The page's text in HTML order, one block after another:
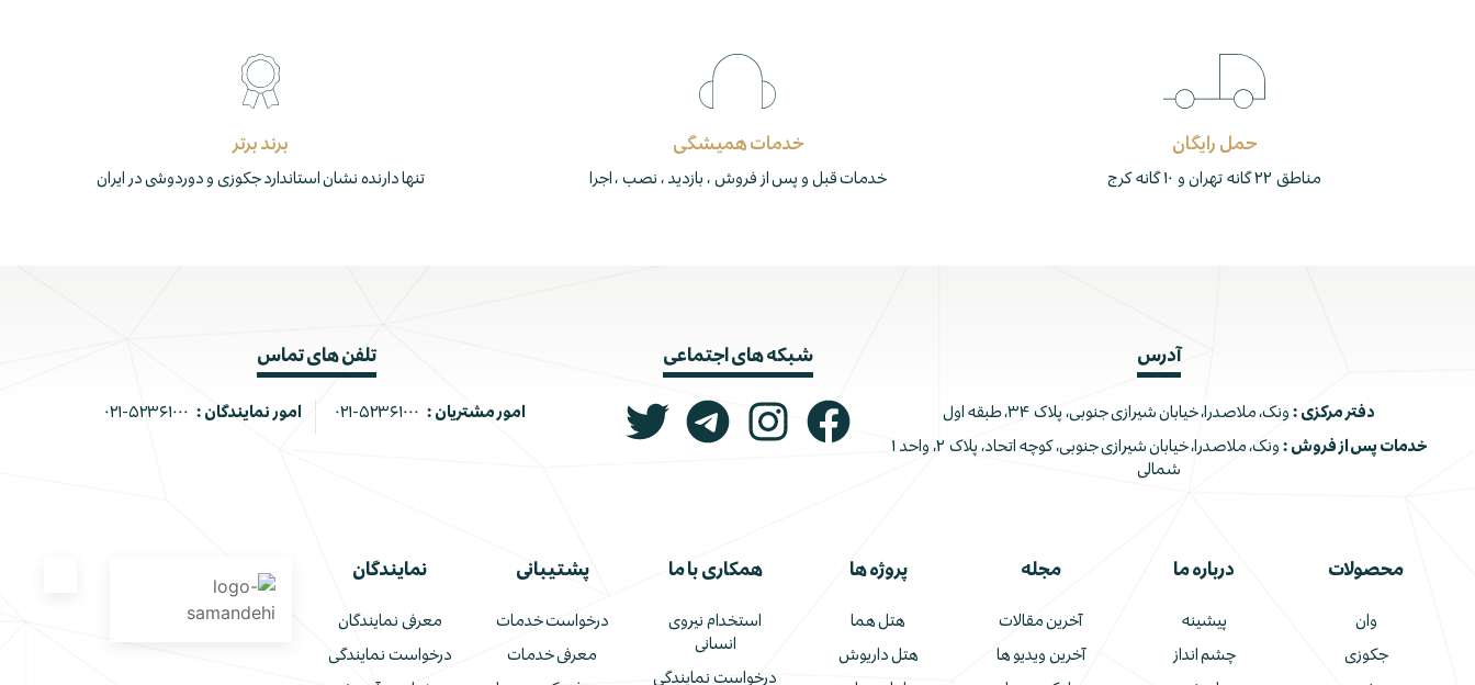
حمل رایگان
مناطق ۲۲ گانه تهران و ۱۰ گانه کرج
خدمات همیشگی
خدمات قبل و پس از فروش ، بازدید ، نصب ، اجرا
برند برتر
تنها دارنده نشان استاندارد جکوزی و دوردوشی در ایران
آدرس
دفتر مرکزی : ونک، ملاصدرا، خیابان شیرازی جنوبی، پلاک ۳۴، طبقه اول
خدمات پس از فروش :
ونک، ملاصدرا، خیابان شیرازی جنوبی، کوچه اتحاد، پلاک ۲، واحد ۱
شمالی
شبکه های اجتماعی تلفن های تماس
امور مشتریان : ۰۲۱-۵۲۳۶۱۰۰۰ امور نمایندگان : ۰۲۱-۵۲۳۶۱۰۰۰
محصولات
وان
جکوزی
درباره ما
پیشینه
چشم انداز
مجله
آخرین مقالات
آخرین ویدیو ها
پروژه ها
هتل هما
هتل داریوش
همکاری با ما
استخدام نیروی
انسانی
درخواست نمایندگی
پشتیبانی
درخواست خدمات
معرفی خدمات
نمایندگان
معرفی نمایندگان
درخواست نمایندگی